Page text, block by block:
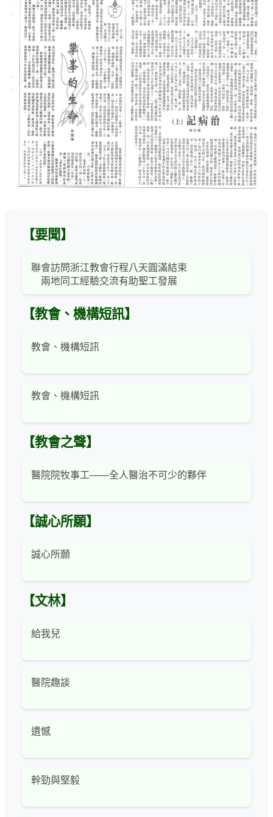
【要聞】
聯會訪問浙江教會行程八天圓滿結束
兩地同工經驗交流有助聖工發展
【教會、機構短訊】
教會、機構短訊
教會、機構短訊
【教會之聲】
醫院院牧事工——全人醫治不可少的夥伴
【誠心所願】
誠心所願
【文林】
給我兒
醫院趣談
遺憾
幹勁與堅毅